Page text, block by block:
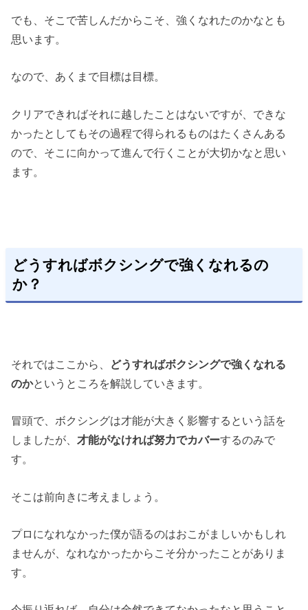
でも、そこで苦しんだからこそ、強くなれたのかなとも
思います。
なので、あくまで目標は目標。
クリアできればそれに越したことはないですが、できな
かったとしてもその過程で得られるものはたくさんある
ので、そこに向かって進んで行くことが大切かなと思い
ます。
どうすればボクシングで強くなれるの
か？
それではここから、 どうすればボクシングで強くなれる
のかというところを解説していきます。
冒頭で、ボクシングは才能が大きく影響するという話を
しましたが、 才能がなければ努力でカバーするのみで
す。
そこは前向きに考えましょう。
プロになれなかった僕が語るのはおこがましいかもしれ
ませんが、なれなかったからこそ分かったことがありま
す。